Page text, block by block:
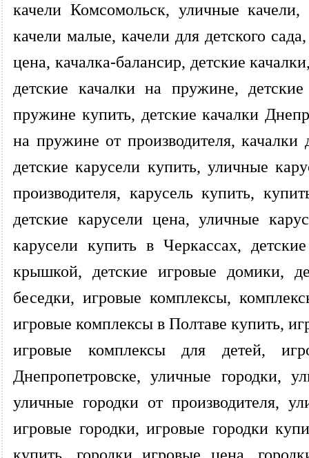
качели Комсомольск, уличные
качели малые, качели для детского
цена, качалка-балансир, детские
детские качалки на пружине,
пружине купить, детские качалки
на пружине от производителя,
детские карусели купить, уличные
производителя, карусель купить,
детские карусели цена, уличные
карусели купить в Черкассах,
крышкой, детские игровые домики,
беседки, игровые комплексы,
игровые комплексы в Полтаве купить,
игровые комплексы для детей,
Днепропетровске, уличные городки,
уличные городки от производителя,
игровые городки, игровые городки